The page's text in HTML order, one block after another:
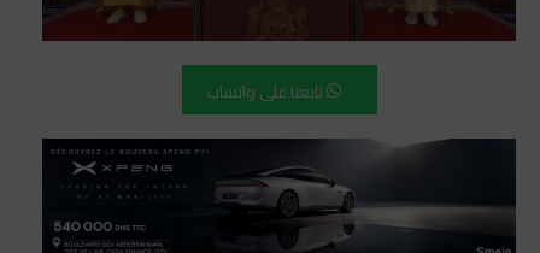
تابعنا على واتساب